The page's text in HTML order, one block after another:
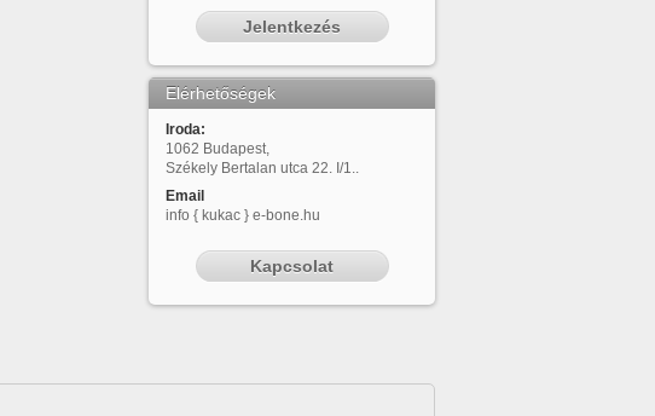
Jelentkezés
Elérhetőségek
Iroda:
1062 Budapest,
Székely Bertalan utca 22. I/1..
Email
info { kukac } e-bone.hu
Kapcsolat